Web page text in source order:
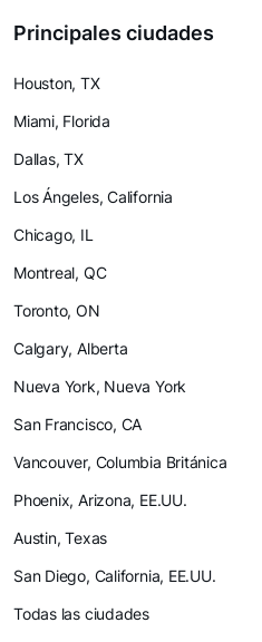
Principales ciudades
Houston, TX
Miami, Florida
Dallas, TX
Los Ángeles, California
Chicago, IL
Montreal, QC
Toronto, ON
Calgary, Alberta
Nueva York, Nueva York
San Francisco, CA
Vancouver, Columbia Británica
Phoenix, Arizona, EE.UU.
Austin, Texas
San Diego, California, EE.UU.
Todas las ciudades